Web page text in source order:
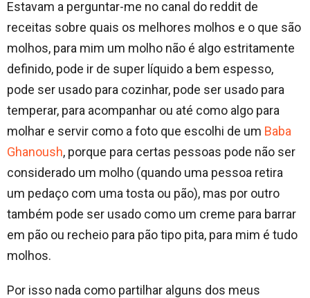
Estavam a perguntar-me no canal do reddit de
receitas sobre quais os melhores molhos e o que são
molhos, para mim um molho não é algo estritamente
definido, pode ir de super líquido a bem espesso,
pode ser usado para cozinhar, pode ser usado para
temperar, para acompanhar ou até como algo para
molhar e servir como a foto que escolhi de um Baba
Ghanoush, porque para certas pessoas pode não ser
considerado um molho (quando uma pessoa retira
um pedaço com uma tosta ou pão), mas por outro
também pode ser usado como um creme para barrar
em pão ou recheio para pão tipo pita, para mim é tudo
molhos.
Por isso nada como partilhar alguns dos meus